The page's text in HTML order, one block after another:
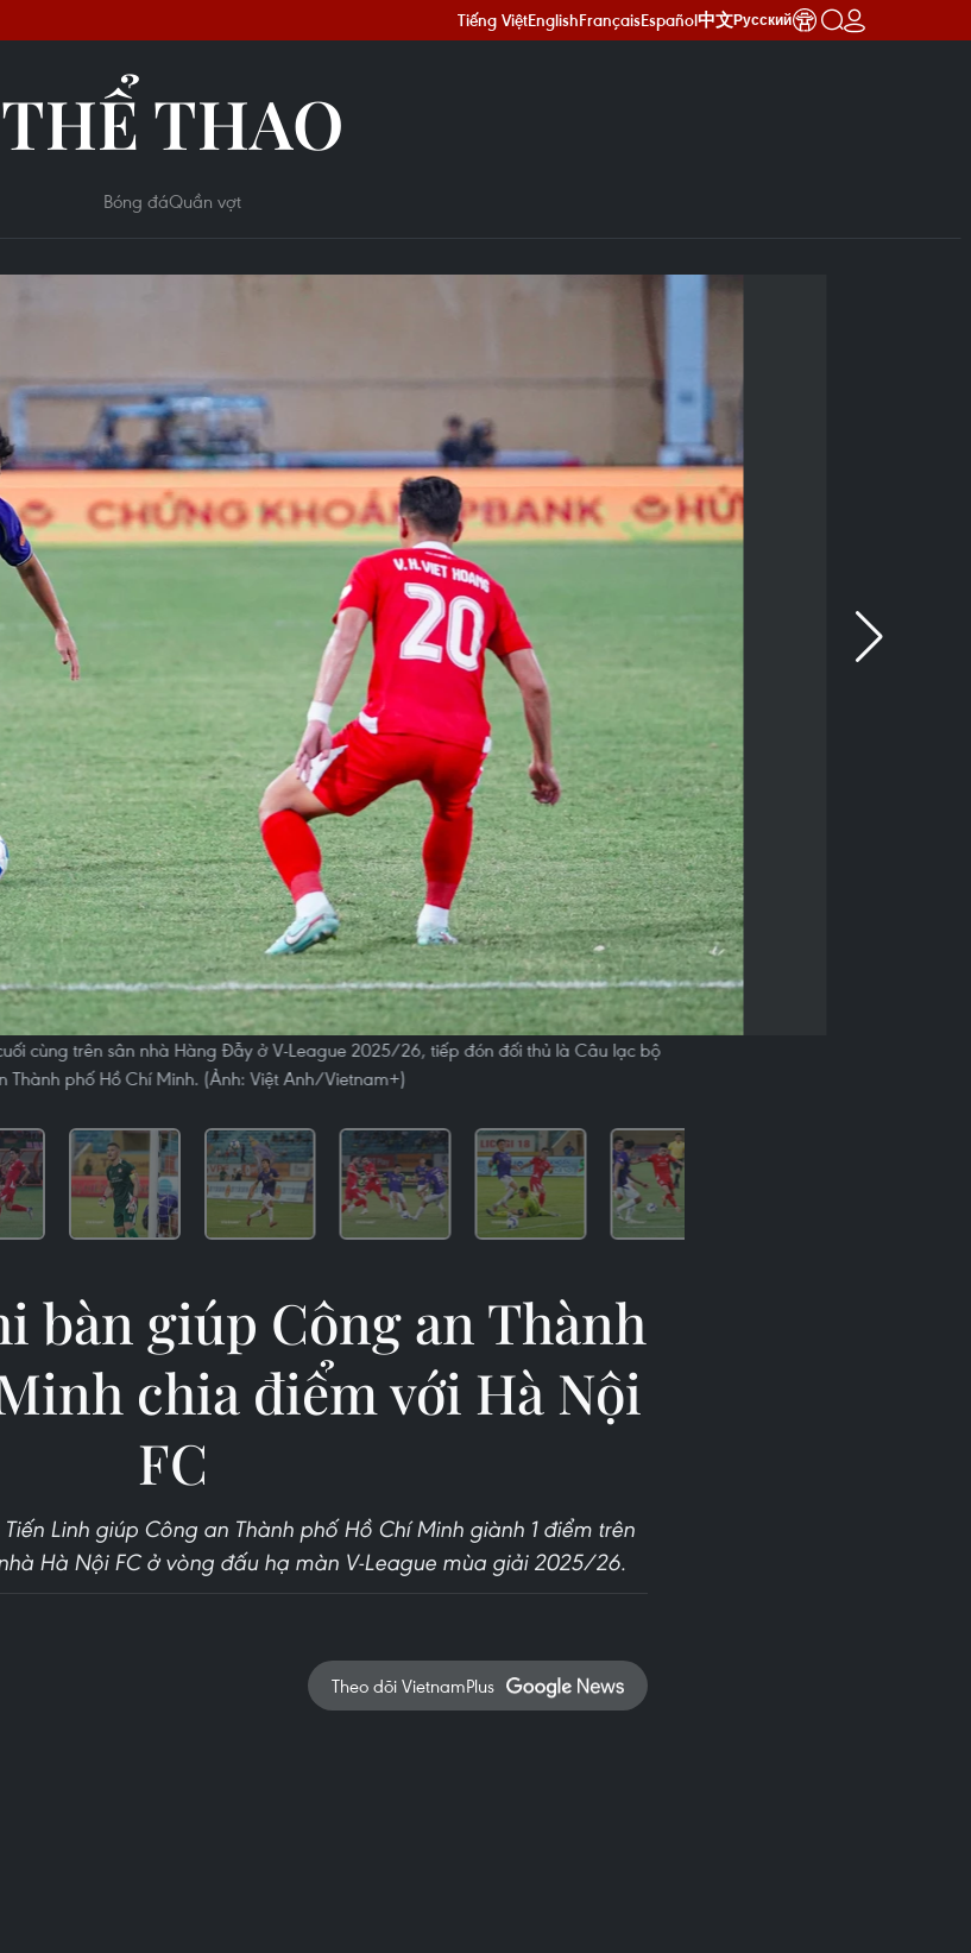
Tiếng ViệtEnglishFrançaisEspañol中文Русский
THỂ THAO
Bóng đáQuần vợt
cùng trên sân nhà Hàng Đẫy ở V-League 2025/26, tiếp đón đối thủ là Câu lạc bộ
Thành phố Hồ Chí Minh. (Ảnh: Việt Anh/Vietnam+)
bàn giúp Công an Thành
chia điểm với Hà Nội
FC
Linh giúp Công an Thành phố Hồ Chí Minh giành 1 điểm trên
Hà Nội FC ở vòng đấu hạ màn V-League mùa giải 2025/26.
Theo dõi VietnamPlus